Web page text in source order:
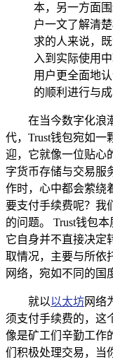
本，另一方面
户一文了解清
求的人来说，
入到实际使用
用户更全面地
的顺利进行与成
在当今数字化浪
代，Trust钱包宛如一
迎，它就像一位贴心
字货币存储与交易服
作时，心中都会萦绕
要支付手续费呢？我
的问题。 Trust钱包
它自身并不直接决定
取情况，主要与所依
网络，宛如不同的国
就以以太坊网络
须支付手续费的，这
像是矿工们辛勤工作
们积极处理交易，当